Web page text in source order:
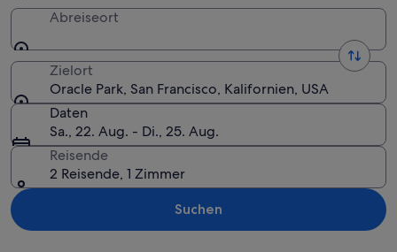
Abreiseort
Zielort
Oracle Park, San Francisco, Kalifornien, USA
Daten
Sa., 22. Aug. - Di., 25. Aug.
Reisende
2 Reisende, 1 Zimmer
Suchen